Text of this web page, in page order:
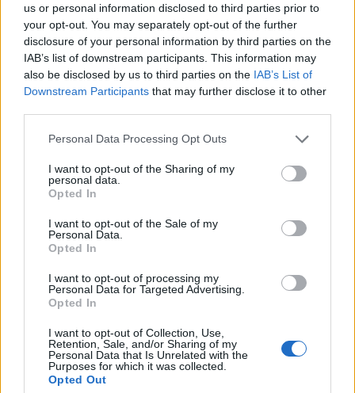
us or personal information disclosed to third parties prior to
your opt-out. You may separately opt-out of the further
disclosure of your personal information by third parties on the
IAB’s list of downstream participants. This information may
also be disclosed by us to third parties on the IAB’s List of
Downstream Participants that may further disclose it to other
Personal Data Processing Opt Outs
I want to opt-out of the Sharing of my
personal data.
Opted In
I want to opt-out of the Sale of my
Personal Data.
Opted In
I want to opt-out of processing my
Personal Data for Targeted Advertising.
Opted In
I want to opt-out of Collection, Use,
Retention, Sale, and/or Sharing of my
Personal Data that Is Unrelated with the
Purposes for which it was collected.
Opted Out
Comentar Letra
Comenta o pregunta lo que desees sobre Chava
Comentarios (1)